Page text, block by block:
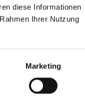
diese Informationen
Ihrer Nutzung
Marketing